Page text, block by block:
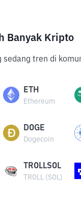
Banyak Kripto
sedang tren di
ETH
Ethereum
DOGE
Dogecoin
TROLLSOL
TROLL (SOL)